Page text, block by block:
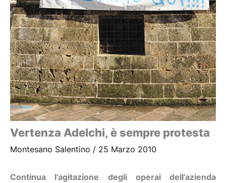
Vertenza Adelchi, è sempre protesta
Montesano Salentino / 25 Marzo 2010
Continua l’agitazione degli operai dell’azienda